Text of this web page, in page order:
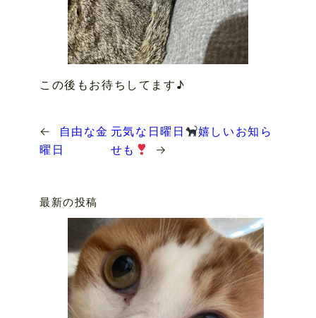
この後もお待ちしてます♪
←
自由な金
曜日
元気な日曜日
嬉しいお知ら
せも
→
最新の投稿